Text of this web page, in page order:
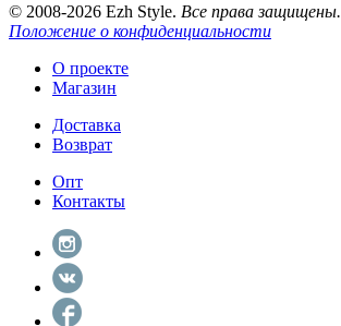
© 2008-2026 Ezh Style. Все права защищены.
Положение о конфиденциальности
О проекте
Магазин
Доставка
Возврат
Опт
Контакты